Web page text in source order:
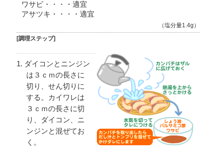
ワサビ・・・・適宜
アサツキ・・・・適宜
（塩分量1.4g）
[調理ステップ]
ダイコンとニンジン
は３ｃｍの長さに
切り、せん切りに
する。カイワレは
３ｃｍの長さに切
り、ダイコン、ニ
ンジンと混ぜてお
く。